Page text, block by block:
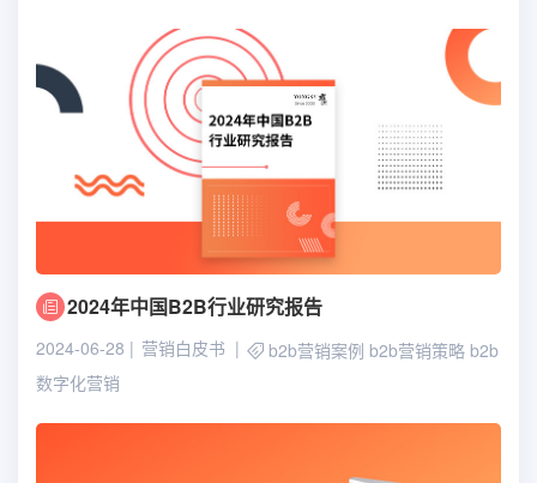
2024年中国B2B行业研究报告
2024-06-28 营销白皮书 b2b营销案例 b2b营销策略 b2b
数字化营销